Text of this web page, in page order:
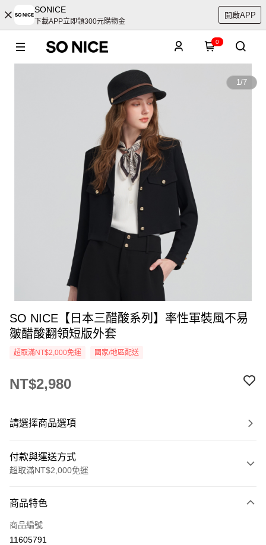
SONICE
下載APP立即領300元購物金
開啟APP
0
1/7
SO NICE【日本三醋酸系列】率性軍裝風不易
皺醋酸翻領短版外套
超取滿NT$2,000免運 國家/地區配送
NT$2,980
請選擇商品選項
付款與運送方式
超取滿NT$2,000免運
信用卡一次付款
超商取貨付款
商品特色
商品編號
11605791